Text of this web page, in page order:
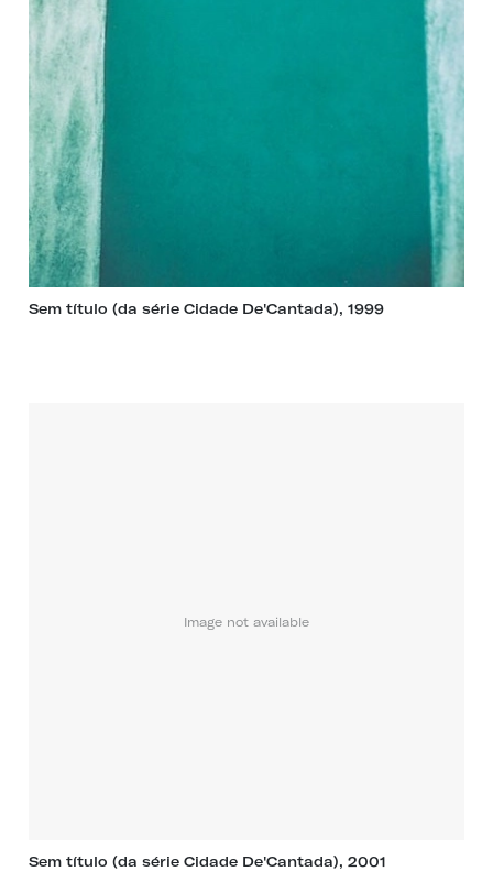
Sem título (da série Cidade De'Cantada), 1999
Image not available
Sem título (da série Cidade De'Cantada), 2001